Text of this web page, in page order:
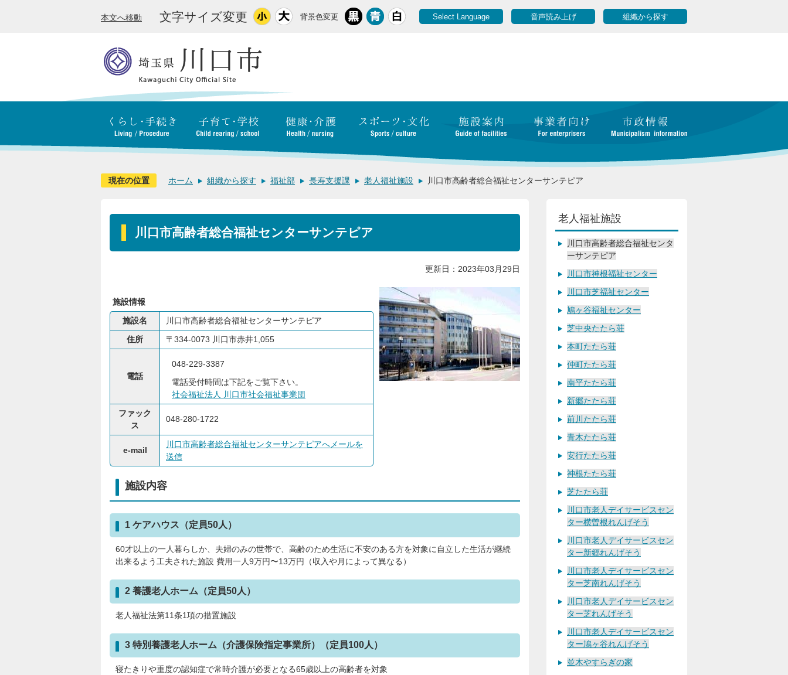
本文へ移動 文字サイズ変更 背景色変更 Select Language 音声読み上げ 組織から探す
現在の位置 ホーム 組織から探す 福祉部 長寿支援課 老人福祉施設 川口市高齢者総合福祉センターサンテピア
川口市高齢者総合福祉センターサンテピア
更新日：2023年03月29日
施設情報
施設名
川口市高齢者総合福祉センターサンテピア
住所
〒334-0073 川口市赤井1,055
電話
048-229-3387
電話受付時間は下記をご覧下さい。
社会福祉法人 川口市社会福祉事業団
ファック
ス
048-280-1722
e-mail
川口市高齢者総合福祉センターサンテピアへメールを
送信
施設内容
1 ケアハウス（定員50人）
60才以上の一人暮らしか、夫婦のみの世帯で、高齢のため生活に不安のある方を対象に自立した生活が継続
出来るよう工夫された施設 費用一人9万円〜13万円（収入や月によって異なる）
2 養護老人ホーム（定員50人）
老人福祉法第11条1項の措置施設
3 特別養護老人ホーム（介護保険指定事業所）（定員100人）
寝たきりや重度の認知症で常時介護が必要となる65歳以上の高齢者を対象
老人福祉施設
川口市高齢者総合福祉センタ
ーサンテピア
川口市神根福祉センター
川口市芝福祉センター
鳩ヶ谷福祉センター
芝中央たたら荘
本町たたら荘
仲町たたら荘
南平たたら荘
新郷たたら荘
前川たたら荘
青木たたら荘
安行たたら荘
神根たたら荘
芝たたら荘
川口市老人デイサービスセン
ター横曽根れんげそう
川口市老人デイサービスセン
ター新郷れんげそう
川口市老人デイサービスセン
ター芝南れんげそう
川口市老人デイサービスセン
ター芝れんげそう
川口市老人デイサービスセン
ター鳩ヶ谷れんげそう
並木やすらぎの家